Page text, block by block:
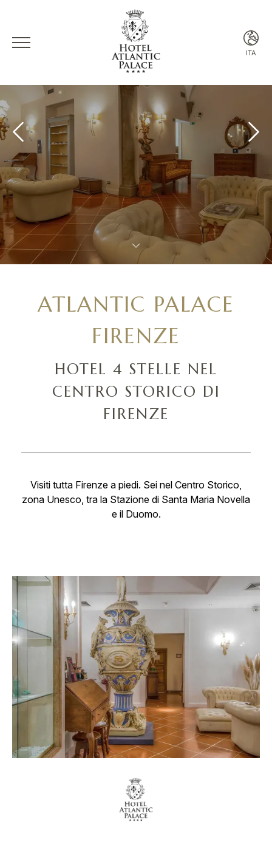
ITA
ENG
ATLANTIC PALACE
FIRENZE
HOTEL 4 STELLE NEL
CENTRO STORICO DI
FIRENZE
Visiti tutta Firenze a piedi. Sei nel Centro Storico,
zona Unesco, tra la Stazione di Santa Maria Novella
e il Duomo.